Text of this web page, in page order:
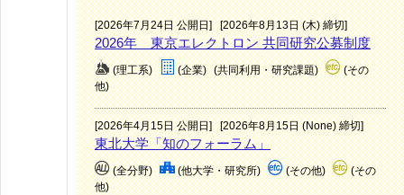
[2026年7月24日 公開日] [2026年8月13日 (木) 締切]
2026年 東京エレクトロン 共同研究公募制度
(理工系) (企業) (共同利用・研究課題)
(その
他)
[2026年4月15日 公開日] [2026年8月15日 (None) 締切]
東北大学「知のフォーラム」
(全分野) (他大学・研究所) (その他)
(その
他)